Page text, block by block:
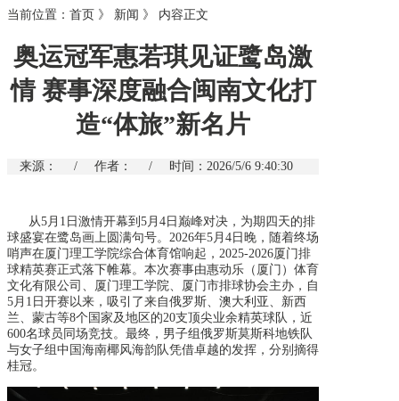
当前位置： 首页 》 新闻 》 内容正文
奥运冠军惠若琪见证鹭岛激
情 赛事深度融合闽南文化打
造“体旅”新名片
来源： / 作者： / 时间：2026/5/6 9:40:30
从5月1日激情开幕到5月4日巅峰对决，为期四天的排
球盛宴在鹭岛画上圆满句号。2026年5月4日晚，随着终场
哨声在厦门理工学院综合体育馆响起，2025-2026厦门排
球精英赛正式落下帷幕。本次赛事由惠动乐（厦门）体育
文化有限公司、厦门理工学院、厦门市排球协会主办，自
5月1日开赛以来，吸引了来自俄罗斯、澳大利亚、新西
兰、蒙古等8个国家及地区的20支顶尖业余精英球队，近
600名球员同场竞技。最终，男子组俄罗斯莫斯科地铁队
与女子组中国海南椰风海韵队凭借卓越的发挥，分别摘得
桂冠。